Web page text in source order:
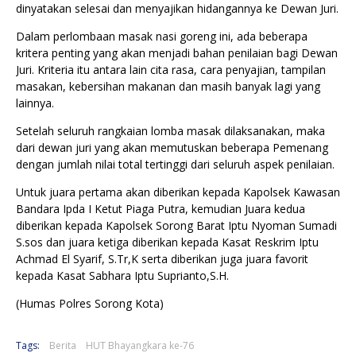
dinyatakan selesai dan menyajikan hidangannya ke Dewan Juri.
Dalam perlombaan masak nasi goreng ini, ada beberapa
kritera penting yang akan menjadi bahan penilaian bagi Dewan
Juri. Kriteria itu antara lain cita rasa, cara penyajian, tampilan
masakan, kebersihan makanan dan masih banyak lagi yang
lainnya.
Setelah seluruh rangkaian lomba masak dilaksanakan, maka
dari dewan juri yang akan memutuskan beberapa Pemenang
dengan jumlah nilai total tertinggi dari seluruh aspek penilaian.
Untuk juara pertama akan diberikan kepada Kapolsek Kawasan
Bandara Ipda I Ketut Piaga Putra, kemudian Juara kedua
diberikan kepada Kapolsek Sorong Barat Iptu Nyoman Sumadi
S.sos dan juara ketiga diberikan kepada Kasat Reskrim Iptu
Achmad El Syarif, S.Tr,K serta diberikan juga juara favorit
kepada Kasat Sabhara Iptu Suprianto,S.H.
(Humas Polres Sorong Kota)
Tags: Berita HUT Bhayangkara ke-76